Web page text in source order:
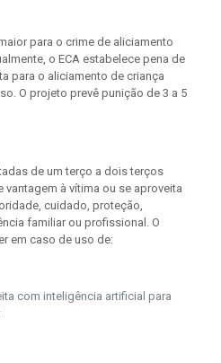
para o crime de aliciamento
o ECA estabelece pena de
para o aliciamento de criança
O projeto prevê punição de 3 a 5
de um terço a dois terços
à vítima ou se aproveita
cuidado, proteção,
familiar ou profissional. O
em caso de uso de:
com inteligência artificial para